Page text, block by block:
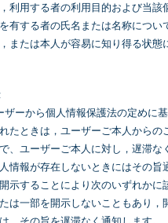
利用する者の利用目的および当該
有する者の氏名または名称につい
または本人が容易に知り得る状態
ザーから個人情報保護法の定めに
たときは，ユーザーご本人からの
、ユーザーご本人に対し，遅滞な
情報が存在しないときにはその旨
示することにより次のいずれかに
は一部を開示しないこともあり，